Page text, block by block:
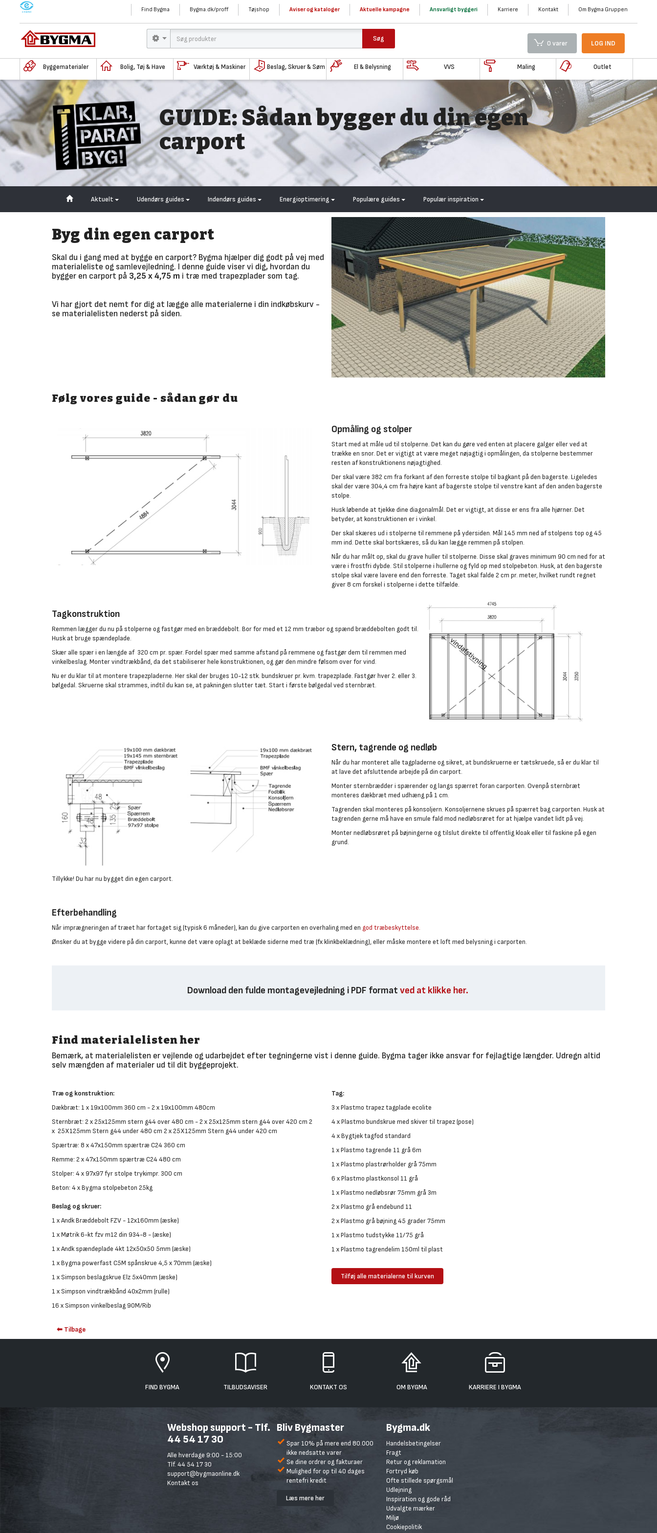
M Find Bygma Bygma.dk/proff Tøjshop Aviser og kataloger Aktuelle kampagne Ansvarligt byggeri Karriere Kontakt Om Bygma Gruppen
Søg
0 varer LOG IND
Byggematerialer Bolig, Tøj & Have Værktøj & Maskiner Beslag, Skruer & Søm El & Belysning VVS Maling Outlet
GUIDE: Sådan bygger du din egen
carport
Aktuelt Udendørs guides Indendørs guides Energioptimering Populære guides Populær inspiration
Byg din egen carport
Skal du i gang med at bygge en carport? Bygma hjælper dig godt på vej med
materialeliste og samlevejledning. I denne guide viser vi dig, hvordan du
bygger en carport på 3,25 x 4,75 m i træ med trapezplader som tag.
Vi har gjort det nemt for dig at lægge alle materialerne i din indkøbskurv -
se materialelisten nederst på siden.
Følg vores guide - sådan gør du
Opmåling og stolper
Start med at måle ud til stolperne. Det kan du gøre ved enten at placere galger eller ved at
trække en snor. Det er vigtigt at være meget nøjagtig i opmålingen, da stolperne bestemmer
resten af konstruktionens nøjagtighed.
Der skal være 382 cm fra forkant af den forreste stolpe til bagkant på den bagerste. Ligeledes
skal der være 304,4 cm fra højre kant af bagerste stolpe til venstre kant af den anden bagerste
stolpe.
Husk løbende at tjekke dine diagonalmål. Det er vigtigt, at disse er ens fra alle hjørner. Det
betyder, at konstruktionen er i vinkel.
Der skal skæres ud i stolperne til remmene på ydersiden. Mål 145 mm ned af stolpens top og 45
mm ind. Dette skal bortskæres, så du kan lægge remmen på stolpen.
Når du har målt op, skal du grave huller til stolperne. Disse skal graves minimum 90 cm ned for at
være i frostfri dybde. Stil stolperne i hullerne og fyld op med stolpebeton. Husk, at den bagerste
stolpe skal være lavere end den forreste. Taget skal falde 2 cm pr. meter, hvilket rundt regnet
giver 8 cm forskel i stolperne i dette tilfælde.
Tagkonstruktion
Remmen lægger du nu på stolperne og fastgør med en bræddebolt. Bor for med et 12 mm træbor og spænd bræddebolten godt til.
Husk at bruge spændeplade.
Skær alle spær i en længde af 320 cm pr. spær. Fordel spær med samme afstand på remmene og fastgør dem til remmen med
vinkelbeslag. Monter vindtrækbånd, da det stabiliserer hele konstruktionen, og gør den mindre følsom over for vind.
Nu er du klar til at montere trapezpladerne. Her skal der bruges 10-12 stk. bundskruer pr. kvm. trapezplade. Fastgør hver 2. eller 3.
bølgedal. Skruerne skal strammes, indtil du kan se, at pakningen slutter tæt. Start i første bølgedal ved sternbræt.
Stern, tagrende og nedløb
Når du har monteret alle tagpladerne og sikret, at bundskruerne er tætskruede, så er du klar til
at lave det afsluttende arbejde på din carport.
Monter sternbrædder i spærender og langs spærret foran carporten. Ovenpå sternbræt
monteres dækbræt med udhæng på 1 cm.
Tagrenden skal monteres på konsoljern. Konsoljernene skrues på spærret bag carporten. Husk at
tagrenden gerne må have en smule fald mod nedløbsrøret for at hjælpe vandet lidt på vej.
Monter nedløbsrøret på bøjningerne og tilslut direkte til offentlig kloak eller til faskine på egen
grund.
Tillykke! Du har nu bygget din egen carport.
Efterbehandling
Når imprægneringen af træet har fortaget sig (typisk 6 måneder), kan du give carporten en overhaling med en god træbeskyttelse.
Ønsker du at bygge videre på din carport, kunne det være oplagt at beklæde siderne med træ (fx klinkbeklædning), eller måske montere et loft med belysning i carporten.
Download den fulde montagevejledning i PDF format ved at klikke her.
Find materialelisten her
Bemærk, at materialelisten er vejlende og udarbejdet efter tegningerne vist i denne guide. Bygma tager ikke ansvar for fejlagtige længder. Udregn altid
selv mængden af materialer ud til dit byggeprojekt.
Træ og konstruktion:
Dækbræt: 1 x 19x100mm 360 cm - 2 x 19x100mm 480cm
Sternbræt: 2 x 25x125mm stern g44 over 480 cm - 2 x 25x125mm stern g44 over 420 cm 2
x 25X125mm Stern g44 under 480 cm 2 x 25X125mm Stern g44 under 420 cm
Spærtræ: 8 x 47x150mm spærtræ C24 360 cm
Remme: 2 x 47x150mm spærtræ C24 480 cm
Stolper: 4 x 97x97 fyr stolpe trykimpr. 300 cm
Beton: 4 x Bygma stolpebeton 25kg
Beslag og skruer:
1 x Andk Bræddebolt FZV - 12x160mm (æske)
1 x Møtrik 6-kt fzv m12 din 934-8 - (æske)
1 x Andk spændeplade 4kt 12x50x50 5mm (æske)
1 x Bygma powerfast C5M spånskrue 4,5 x 70mm (æske)
1 x Simpson beslagskrue Elz 5x40mm (æske)
1 x Simpson vindtrækbånd 40x2mm (rulle)
16 x Simpson vinkelbeslag 90M/Rib
Tag:
3 x Plastmo trapez tagplade ecolite
4 x Plastmo bundskrue med skiver til trapez (pose)
4 x Bygtjek tagfod standard
1 x Plastmo tagrende 11 grå 6m
1 x Plastmo plastrørholder grå 75mm
6 x Plastmo plastkonsol 11 grå
1 x Plastmo nedløbsrør 75mm grå 3m
2 x Plastmo grå endebund 11
2 x Plastmo grå bøjning 45 grader 75mm
1 x Plastmo tudstykke 11/75 grå
1 x Plastmo tagrendelim 150ml til plast
Tilføj alle materialerne til kurven
⬅ Tilbage
FIND BYGMA TILBUDSAVISER KONTAKT OS OM BYGMA KARRIERE I BYGMA
Webshop support - Tlf.
44 54 17 30
Alle hverdage 9:00 - 15:00
Tlf. 44 54 17 30
support@bygmaonline.dk
Kontakt os
Bliv Bygmaster
Spar 10% på mere end 80.000
ikke nedsatte varer
Se dine ordrer og fakturaer
Mulighed for op til 40 dages
rentefri kredit
Læs mere her
Bygma.dk
Handelsbetingelser
Fragt
Retur og reklamation
Fortryd køb
Ofte stillede spørgsmål
Udlejning
Inspiration og gode råd
Udvalgte mærker
Miljø
Cookiepolitik